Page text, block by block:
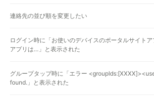
連絡先の並び順を変更したい
ログイン時に「お使いのデバイスのポータルサイト
アプリは…」と表示された
グループタップ時に「エラー
found.」と表示された